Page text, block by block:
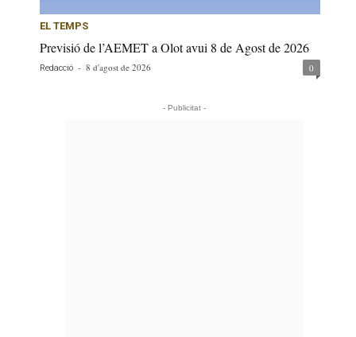
EL TEMPS
Previsió de l’AEMET a Olot avui 8 de Agost de 2026
Redacció - 8 d'agost de 2026 0
- Publicitat -